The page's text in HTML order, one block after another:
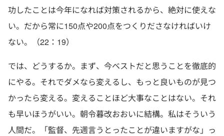
功したことは今年になれば対策されるから、絶対に使えな
い。だから常に150点や200点をつくりださなければいけ
ない。（22：19）
では、どうするか。まず、今ベストだと思うことを徹底的
にやる。それでダメなら変えるし、もっと良いものが見つ
かったら変える。変えることほど大事なことはない。それ
も早いほうがいい。朝令暮改おおいに結構。私はそういう
人間だ。「監督、先週言うとったことが違いますがな」っ